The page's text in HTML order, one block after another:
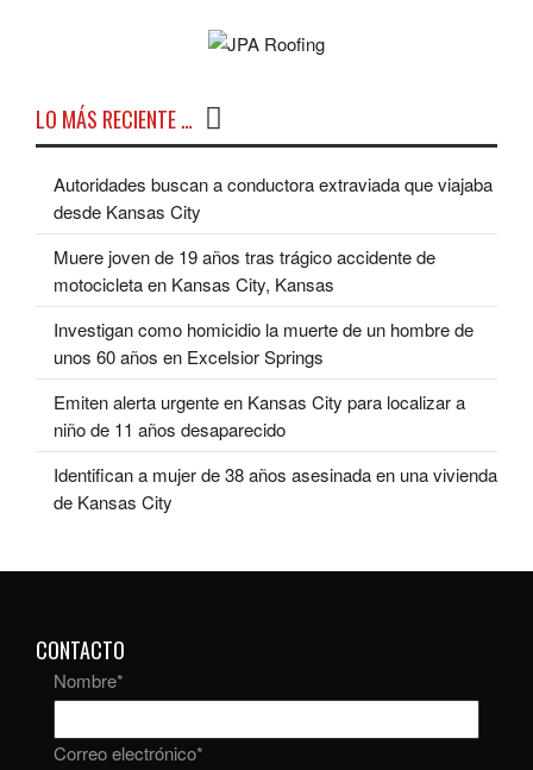
LO MÁS RECIENTE …
Autoridades buscan a conductora extraviada que viajaba
desde Kansas City
Muere joven de 19 años tras trágico accidente de
motocicleta en Kansas City, Kansas
Investigan como homicidio la muerte de un hombre de
unos 60 años en Excelsior Springs
Emiten alerta urgente en Kansas City para localizar a
niño de 11 años desaparecido
Identifican a mujer de 38 años asesinada en una vivienda
de Kansas City
CONTACTO
Nombre*
Correo electrónico*